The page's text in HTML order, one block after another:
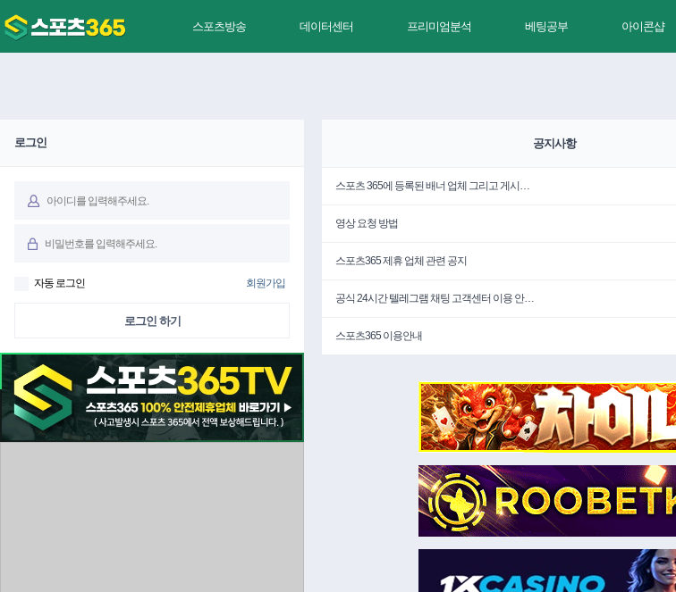
스포츠방송 데이터센터 프리미엄분석 베팅공부 아이콘샵
로그인
자동 로그인 회원가입
로그인 하기
공지사항
스포츠 365에 등록된 배너 업체 그리고 게시…
영상 요청 방법
스포츠365 제휴 업체 관련 공지
공식 24시간 텔레그램 채팅 고객센터 이용 안…
스포츠365 이용안내